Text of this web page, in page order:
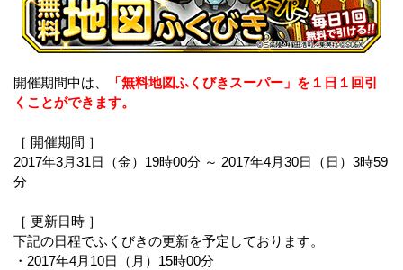
開催期間中は、
「無料地図ふくびきスーパー」を１日１回引
くことができます。
［ 開催期間 ］
2017年3月31日（金）19時00分 ～ 2017年4月30日（日）3時59
分
［ 更新日時 ］
下記の日程でふくびきの更新を予定しております。
・2017年4月10日（月）15時00分